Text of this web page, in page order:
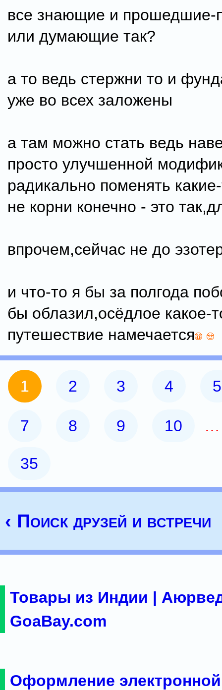
все знающие и прошедшие-
или думающие так?
а то ведь стержни то и
уже во всех заложены
а там можно стать ведь
просто улучшенной
радикально поменять
не корни конечно - это
впрочем,сейчас не до
и что-то я бы за полгода
бы облазил,осёдлое какое-
путешествие намечается
1 2 3 4 5
7 8 9 10
35
‹ Поиск друзей и встречи
Товары из Индии |
GoaBay.com
Оформление электронной